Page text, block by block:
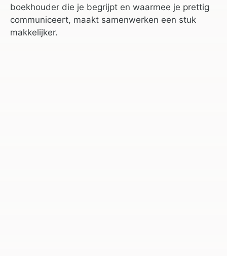
boekhouder die je begrijpt en waarmee je prettig
communiceert, maakt samenwerken een stuk
makkelijker.